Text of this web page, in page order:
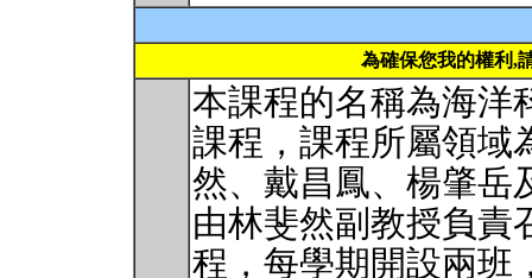
為確保您我的權利,
本課程的名稱為海洋
課程，課程所屬領域
然、戴昌鳳、楊肇岳
由林斐然副教授負責
程，每學期開設兩班